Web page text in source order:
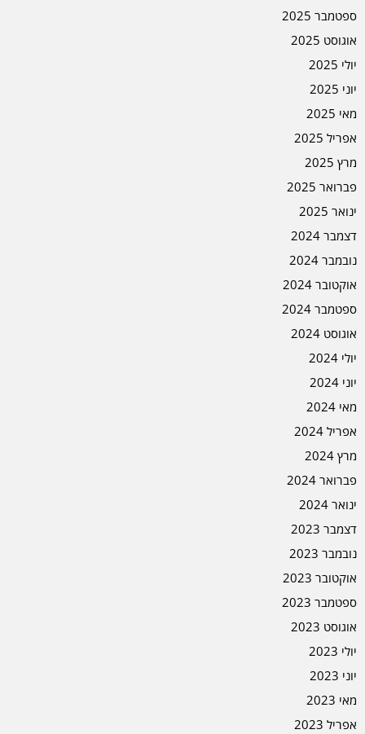
ספטמבר 2025
אוגוסט 2025
יולי 2025
יוני 2025
מאי 2025
אפריל 2025
מרץ 2025
פברואר 2025
ינואר 2025
דצמבר 2024
נובמבר 2024
אוקטובר 2024
ספטמבר 2024
אוגוסט 2024
יולי 2024
יוני 2024
מאי 2024
אפריל 2024
מרץ 2024
פברואר 2024
ינואר 2024
דצמבר 2023
נובמבר 2023
אוקטובר 2023
ספטמבר 2023
אוגוסט 2023
יולי 2023
יוני 2023
מאי 2023
אפריל 2023